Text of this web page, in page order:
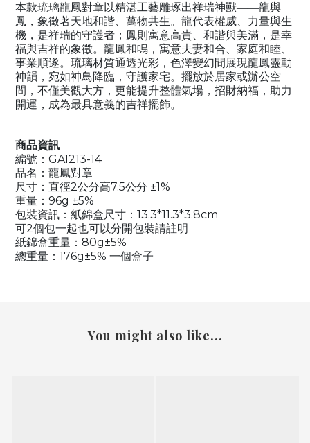
本款琉璃龍鳳對章以精湛工藝雕琢出祥瑞神獸——龍與
鳳，象徵著天地和諧、萬物共生。龍代表權威、力量與生
機，是祥瑞的守護者；鳳則寓意高貴、和諧與美滿，是幸
福與吉祥的象徵。龍鳳和鳴，寓意夫妻和合、家庭和睦、
事業順遂。琉璃材質通透光彩，色澤變幻間展現龍鳳靈動
神韻，宛如神鳥降臨，守護家宅。擺放於居家或辦公空
間，不僅美觀大方，更能提升整體氣場，招財納福，助力
開運，成為最具意義的吉祥擺飾。
商品資訊
編號：GA1213-14
品名：龍鳳對章
尺寸：直徑2公分高7.5公分 ±1%
重量：96g ±5%
包裝資訊：紙錦盒尺寸：13.3*11.3*3.8cm
可2個包一起也可以分開包裝請註明
紙錦盒重量：80g±5%
總重量：176g±5% 一個盒子
You might also like...